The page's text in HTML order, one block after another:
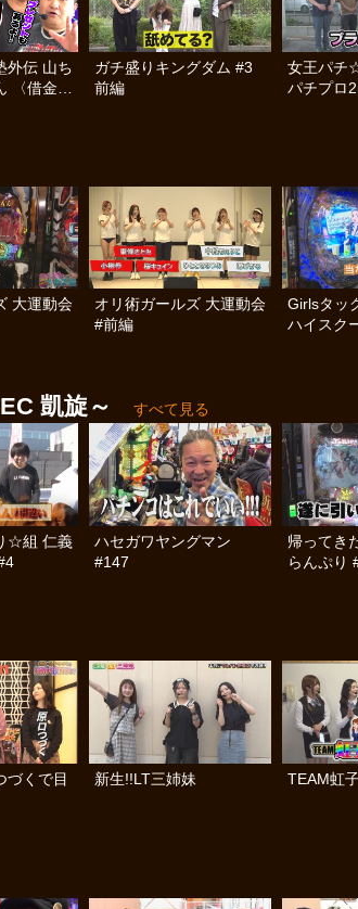
外伝 山ち
〈借金返
ガチ盛りキングダム #3
前編
女王パチ
パチプロ
大運動会
オリ術ガールズ 大運動会
#前編
Girlsタッ
ハイスク
凱旋～ すべて見る
☆組 仁義
ハセガワヤングマン
#147
帰ってき
らんぷり
づくで目
新生!!LT三姉妹 TEAM虹